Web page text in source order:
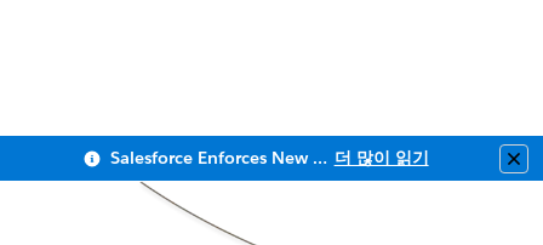
Salesforce Enforces New Security Requirements in Summer 2026 더 많이 읽기